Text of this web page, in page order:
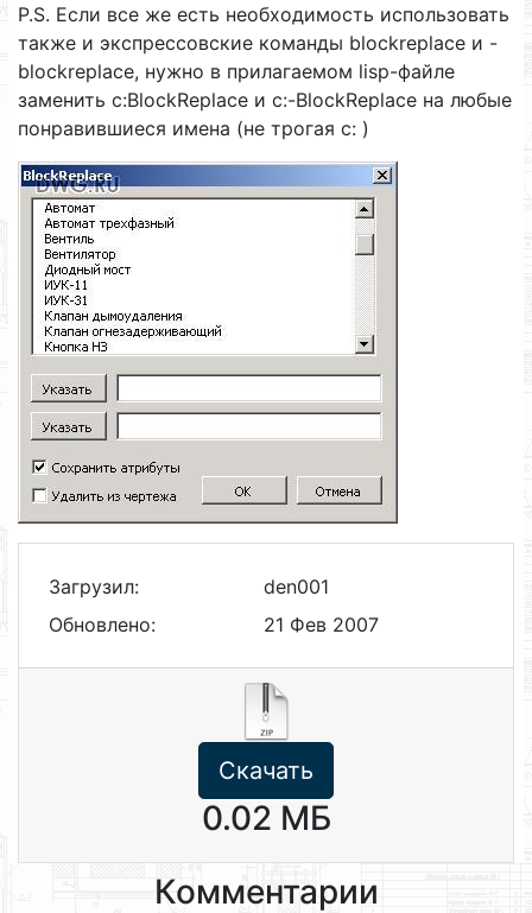
P.S. Если все же есть необходимость использовать
также и экспрессовские команды blockreplace и -
blockreplace, нужно в прилагаемом lisp-файле
заменить c:BlockReplace и c:-BlockReplace на любые
понравившиеся имена (не трогая c: )
Загрузил:
den001
Обновлено:
21 Фев 2007
Скачать
0.02 МБ
Комментарии